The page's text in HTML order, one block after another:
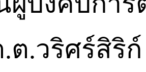
ต.วริศร์สิริ